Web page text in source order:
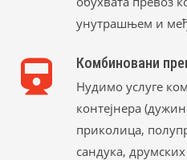
унутрашњем и
Комбиновани
Нудимо услуге
контејнера
приколица,
сандука,